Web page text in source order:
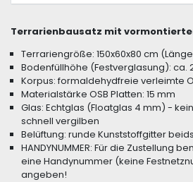
Terrarienbausatz mit
Terrariengröße: 150x60x80 cm
Bodenfüllhöhe (Festverglasung): ca.
Korpus: formaldehydfreie verleimte
Materialstärke OSB Platten: 15 mm
Glas: Echtglas (Floatglas 4 mm) -
schnell vergilben
Belüftung: runde Kunststoffgitter
HANDYNUMMER: Für die Zustellung
eine Handynummer (keine
angeben!